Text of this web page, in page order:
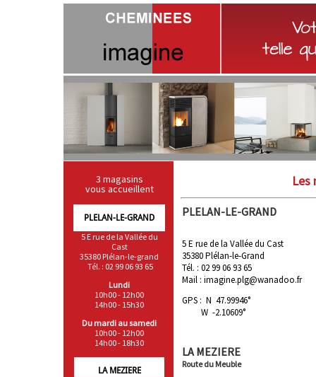
3 magasins
vous accueillent
PLELAN-LE-GRAND
5 E rue de la Vallée du
Cast
35380 Plélan-le-grand
Tél. : 02 99 06 93 65
Lundi
10h00 - 12h00
14h00 - 15h30
Du mardi au samedi
10h00 - 12h00
14h00 - 18h30
LA MEZIERE
Les
PLELAN-LE-GRAND
5 E rue de la Vallée du Cast
35380 Plélan-le-Grand
Tél. : 02 99 06 93 65
Mail : imagine.plg@wanadoo.fr
GPS : N 47.99946°
W -2.10609°
LA MEZIERE
Route du Meuble